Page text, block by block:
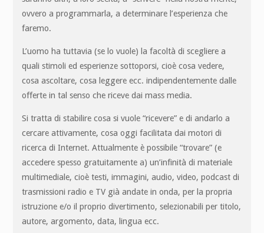
ovvero a programmarla, a determinare l’esperienza che
faremo.
L’uomo ha tuttavia (se lo vuole) la facoltà di scegliere a
quali stimoli ed esperienze sottoporsi, cioè cosa vedere,
cosa ascoltare, cosa leggere ecc. indipendentemente dalle
offerte in tal senso che riceve dai mass media.
Si tratta di stabilire cosa si vuole “ricevere” e di andarlo a
cercare attivamente, cosa oggi facilitata dai motori di
ricerca di Internet. Attualmente è possibile “trovare” (e
accedere spesso gratuitamente a) un’infinità di materiale
multimediale, cioè testi, immagini, audio, video, podcast di
trasmissioni radio e TV già andate in onda, per la propria
istruzione e/o il proprio divertimento, selezionabili per titolo,
autore, argomento, data, lingua ecc.